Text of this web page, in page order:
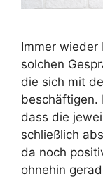
Immer wieder
solchen
die sich mit
beschäftigen.
dass die
schließlich
da noch
ohnehin